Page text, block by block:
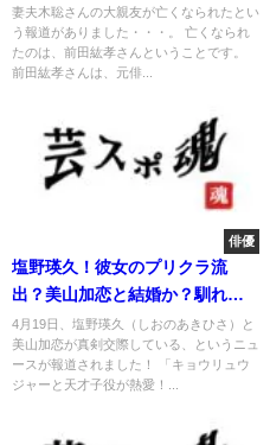
の絆！
妻夫木聡さんの大親友が亡くなられたとい
う報道がありました・・・。 亡くなられ
たのは、前田紘孝さんということです。
前田紘孝さんは、元俳...
俳優
塩野瑛久！彼女のプリクラ流
出？美山加恋と結婚か？馴れ初
めは？
4月19日、塩野瑛久（しおのあきひさ）と
美山加恋が真剣交際している、というニュ
ースが報道されました！ 「キョウリュウ
ジャーと天才子役が熱愛！...